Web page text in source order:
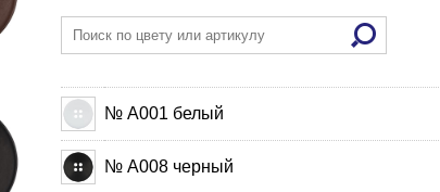
№ А001 белый
№ А008 черный